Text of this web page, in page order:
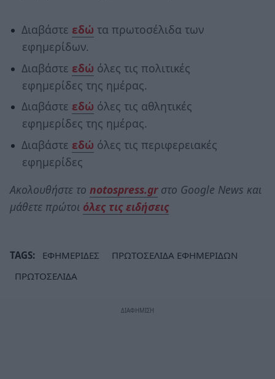
Διαβάστε εδώ τα πρωτοσέλιδα των
εφημερίδων.
Διαβάστε εδώ όλες τις πολιτικές
εφημερίδες της ημέρας.
Διαβάστε εδώ όλες τις αθλητικές
εφημερίδες της ημέρας.
Διαβάστε εδώ όλες τις περιφερειακές
εφημερίδες
Ακολουθήστε το notospress.grστο Google News και
μάθετε πρώτοι όλες τις ειδήσεις
TAGS: ΕΦΗΜΕΡΙΔΕΣ
ΠΡΩΤΟΣΕΛΙΔΑ ΕΦΗΜΕΡΙΔΩΝ
ΠΡΩΤΟΣΕΛΙΔΑ